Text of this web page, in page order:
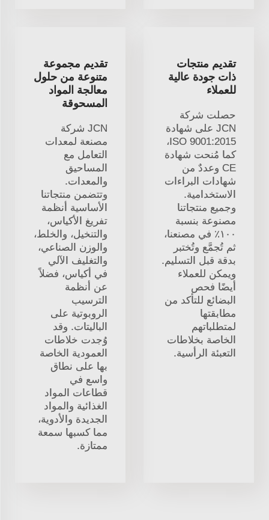
تقديم منتجات
ذات جودة عالية
للعملاء
حصلت شركة
JCN على شهادة
ISO 9001:2015،
كما مُنحت شهادة
CE وعددٌ من
شهادات البراءات
الاستخدامية.
وجميع منتجاتنا
مصنوعة بنسبة
١٠٠٪ في مصنعنا،
ثم تُجمَّع وتُختبر
بدقة قبل التسليم.
ويمكن للعملاء
أيضًا فحص
البضائع للتأكد من
مطابقتها
لمتطلباتهم
الخاصة بخلاطات
التعبئة الرأسية.
تقديم مجموعة
متنوعة من حلول
معالجة المواد
المسحوقة
JCN شركة
مصنعة لمعدات
التعامل مع
المساحيق
والمعدات.
وتتضمن منتجاتنا
الأساسية أنظمة
تفريغ الأكياس،
والتنخيل، والخلط،
والوزن الصناعي،
والتغليف الآلي
في أكياس، فضلاً
عن أنظمة
الترسيب
الروبوتية على
الباليتات. وقد
وُجدت خلاطات
العمودية الخاصة
بها على نطاق
واسع في
قطاعات المواد
الغذائية والمواد
الجديدة والأدوية،
مما كسبها سمعة
ممتازة.